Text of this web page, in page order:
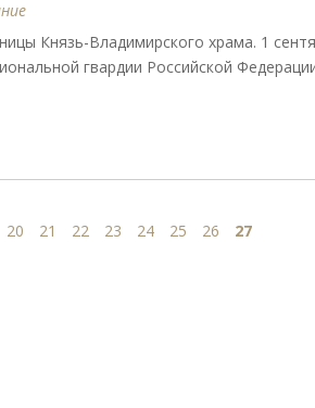
Князь-Владимирского храма. 1
гвардии Российской
20 21 22 23 24 25 26 27